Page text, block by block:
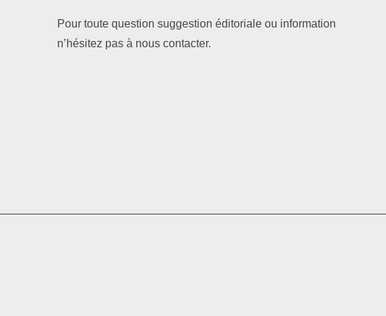
Pour toute question suggestion éditoriale ou information
n’hésitez pas à nous contacter.